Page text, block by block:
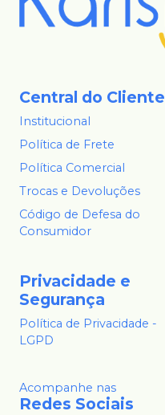
Central do Cliente
Institucional
Política de Frete
Política Comercial
Trocas e Devoluções
Código de Defesa do
Consumidor
Privacidade e
Segurança
Política de Privacidade -
LGPD
Acompanhe nas
Redes Sociais